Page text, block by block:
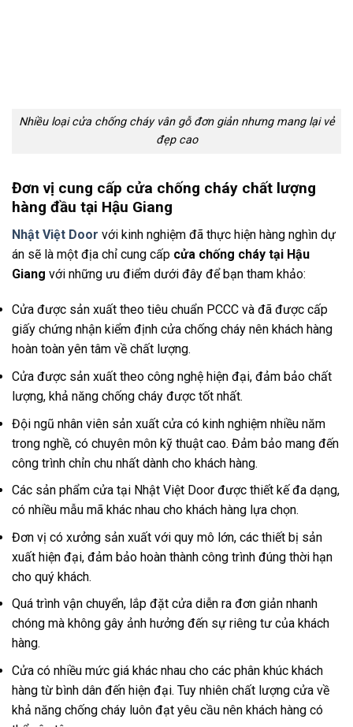
Nhiều loại cửa chống cháy vân gỗ đơn giản nhưng mang lại vẻ
đẹp cao
Đơn vị cung cấp cửa chống cháy chất lượng
hàng đầu tại Hậu Giang
Nhật Việt Door với kinh nghiệm đã thực hiện hàng nghìn dự
án sẽ là một địa chỉ cung cấp cửa chống cháy tại Hậu
Giang với những ưu điểm dưới đây để bạn tham khảo:
Cửa được sản xuất theo tiêu chuẩn PCCC và đã được cấp
giấy chứng nhận kiểm định cửa chống cháy nên khách hàng
hoàn toàn yên tâm về chất lượng.
Cửa được sản xuất theo công nghệ hiện đại, đảm bảo chất
lượng, khả năng chống cháy được tốt nhất.
Đội ngũ nhân viên sản xuất cửa có kinh nghiệm nhiều năm
trong nghề, có chuyên môn kỹ thuật cao. Đảm bảo mang đến
công trình chỉn chu nhất dành cho khách hàng.
Các sản phẩm cửa tại Nhật Việt Door được thiết kế đa dạng,
có nhiều mẫu mã khác nhau cho khách hàng lựa chọn.
Đơn vị có xưởng sản xuất với quy mô lớn, các thiết bị sản
xuất hiện đại, đảm bảo hoàn thành công trình đúng thời hạn
cho quý khách.
Quá trình vận chuyển, lắp đặt cửa diễn ra đơn giản nhanh
chóng mà không gây ảnh hưởng đến sự riêng tư của khách
hàng.
Cửa có nhiều mức giá khác nhau cho các phân khúc khách
hàng từ bình dân đến hiện đại. Tuy nhiên chất lượng cửa về
khả năng chống cháy luôn đạt yêu cầu nên khách hàng có